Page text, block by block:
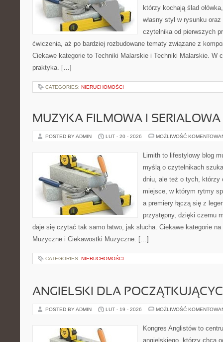
którzy kochają ślad
własny styl w rysunku
czytelnika od pierwszych
ćwiczenia, aż po bardziej rozbudowane tematy związane z
Ciekawe kategorie to Techniki Malarskie i Techniki Malarskie. W
praktyka. […]
CATEGORIES: NIERUCHOMOŚCI
MUZYKA FILMOWA I SERIALOWA
POSTED BY ADMIN LUT - 20 - 2026 MOŻLIWOŚĆ
Limith to lifestylowy blog
myślą o czytelnikach
dniu, ale też o tych, którzy
miejsce, w którym rytmy
a premiery łączą się z
przystępny, dzięki czemu
daje się czytać tak samo łatwo, jak słucha. Ciekawe kategorie
Muzyczne i Ciekawostki Muzyczne. […]
CATEGORIES: NIERUCHOMOŚCI
ANGIELSKI DLA
POSTED BY ADMIN LUT - 19 - 2026 MOŻLIWOŚĆ
Kongres Anglistów to
angielskiego, którzy chcą